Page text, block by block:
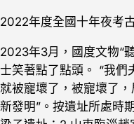
2022年度全國十年夜考
2023年3月，國度文物“
士笑著點了點頭。 “我們
就被寵壞了，被寵壞了
新發明”。按遺址所處時